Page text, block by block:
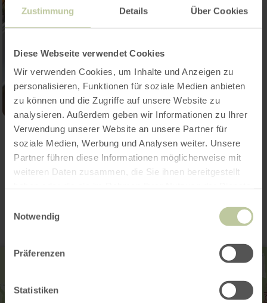
Zustimmung Details Über Cookies
Diese Webseite verwendet Cookies
Wir verwenden Cookies, um Inhalte und Anzeigen zu
personalisieren, Funktionen für soziale Medien anbieten
zu können und die Zugriffe auf unsere Website zu
analysieren. Außerdem geben wir Informationen zu Ihrer
Verwendung unserer Website an unsere Partner für
soziale Medien, Werbung und Analysen weiter. Unsere
Partner führen diese Informationen möglicherweise mit
weiteren Daten zusammen, die Sie ihnen bereitgestellt
Notwendig
Präferenzen
Statistiken
Galerij openen
Contact